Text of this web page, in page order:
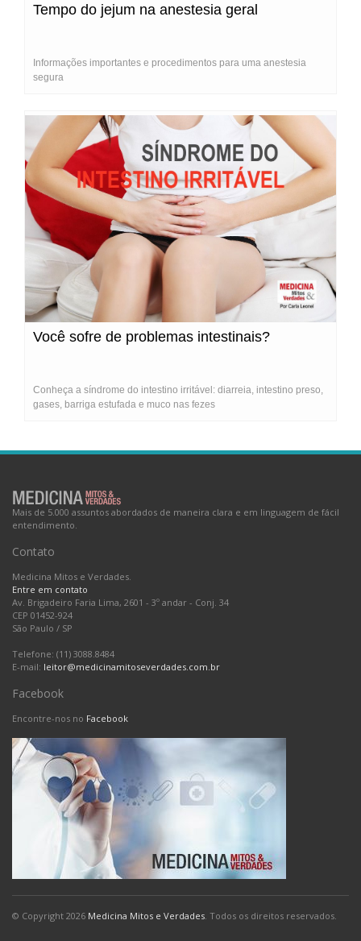
Tempo do jejum na anestesia geral
Informações importantes e procedimentos para uma anestesia
segura
Você sofre de problemas intestinais?
Conheça a síndrome do intestino irritável: diarreia, intestino preso,
gases, barriga estufada e muco nas fezes
Mais de 5.000 assuntos abordados de maneira clara e em linguagem de fácil
entendimento.
Contato
Medicina Mitos e Verdades.
Entre em contato
Av. Brigadeiro Faria Lima, 2601 - 3º andar - Conj. 34
CEP 01452-924
São Paulo / SP
Telefone: (11) 3088.8484
E-mail: leitor@medicinamitoseverdades.com.br
Facebook
Encontre-nos no Facebook
© Copyright 2026 Medicina Mitos e Verdades . Todos os direitos reservados.